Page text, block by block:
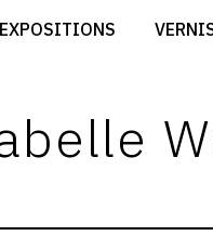
EXPOSITIONS
D'EXPO